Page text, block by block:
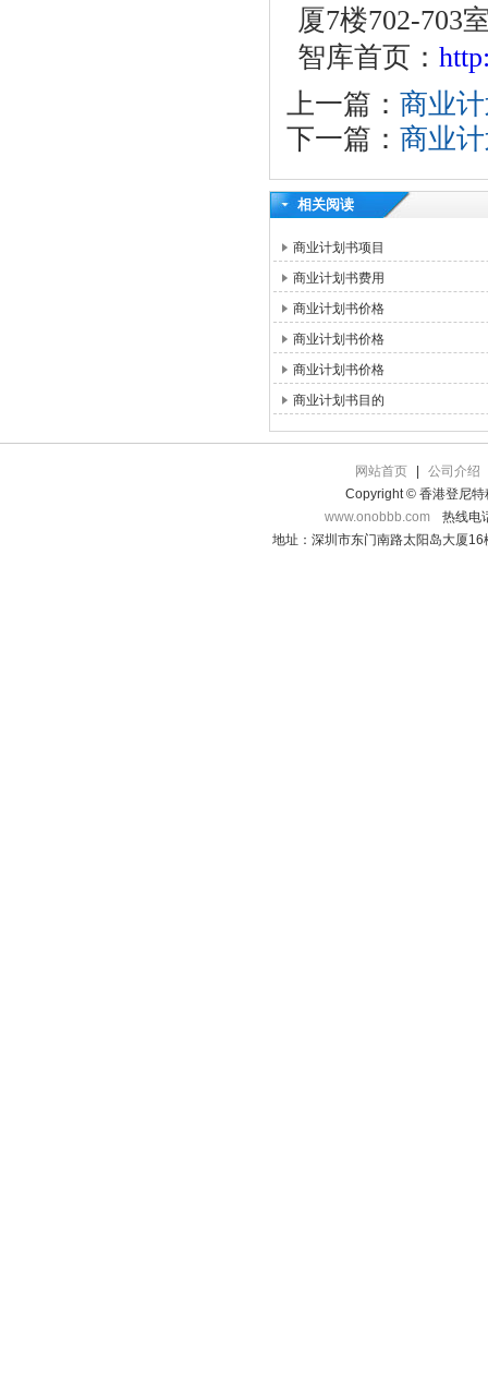
厦7楼702-703
智库首页：
上一篇： 商业
下一篇： 商业
相关阅读
商业计划书项目
商业计划书费用
商业计划书价格
商业计划书价格
商业计划书价格
商业计划书目的
网站首页
公司介绍
Copyright © 香港登尼特
www.onobbb.com
热线电
地址：深圳市东门南路太阳岛大厦